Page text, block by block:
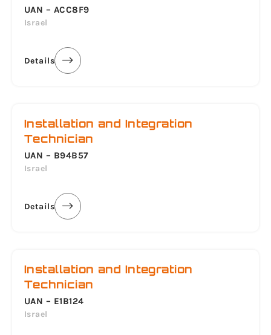
UAN – ACC8F9
Israel
Details
Installation and Integration
Technician
UAN – B94B57
Israel
Details
Installation and Integration
Technician
UAN – E1B124
Israel